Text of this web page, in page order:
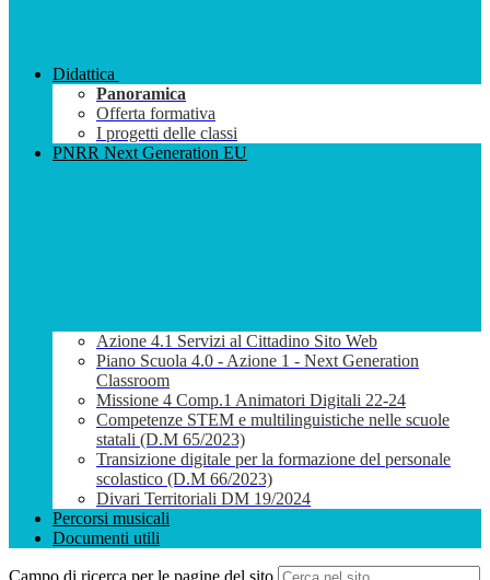
Didattica
Panoramica
Offerta formativa
I progetti delle classi
PNRR Next Generation EU
Azione 4.1 Servizi al Cittadino Sito Web
Piano Scuola 4.0 - Azione 1 - Next Generation
Classroom
Missione 4 Comp.1 Animatori Digitali 22-24
Competenze STEM e multilinguistiche nelle scuole
statali (D.M 65/2023)
Transizione digitale per la formazione del personale
scolastico (D.M 66/2023)
Divari Territoriali DM 19/2024
Percorsi musicali
Documenti utili